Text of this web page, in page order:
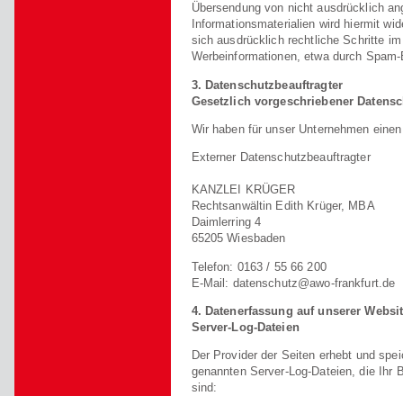
Übersendung von nicht ausdrücklich
Informationsmaterialien wird hiermit
sich ausdrücklich rechtliche Schritte
Werbeinformationen, etwa durch
3. Datenschutzbeauftragter
Gesetzlich vorgeschriebener
Wir haben für unser Unternehmen
Externer Datenschutzbeauftragter
KANZLEI KRÜGER
Rechtsanwältin Edith Krüger, MBA
Daimlerring 4
65205 Wiesbaden
Telefon: 0163 / 55 66 200
E-Mail: datenschutz@awo-frankfurt.de
4. Datenerfassung auf unserer
Server-Log-Dateien
Der Provider der Seiten erhebt und
genannten Server-Log-Dateien, die Ihr
sind: